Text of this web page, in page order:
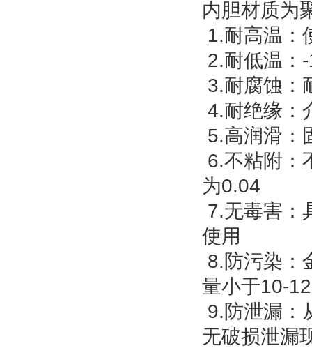
内胆材质为
1.耐高温：
2.耐低温：
3.耐腐蚀：
4.耐绝缘：
5.高润滑：
6.不粘附：
为0.04
7.无毒害：
使用
8.防污染：
量小于10-
9.防泄漏：
无破损泄漏